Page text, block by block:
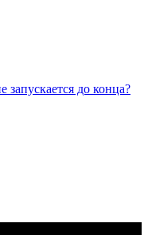
запускается до конца?